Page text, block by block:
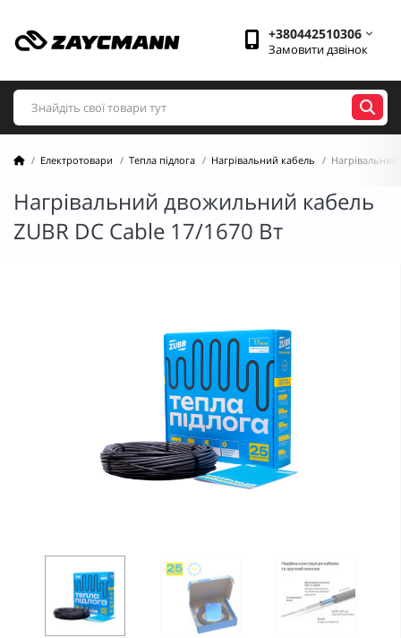
+380442510306
Замовити дзвінок
Електротовари Тепла підлога Нагрівальний кабель
Нагрівальний двожильний кабель
ZUBR DC Cable 17/1670 Вт